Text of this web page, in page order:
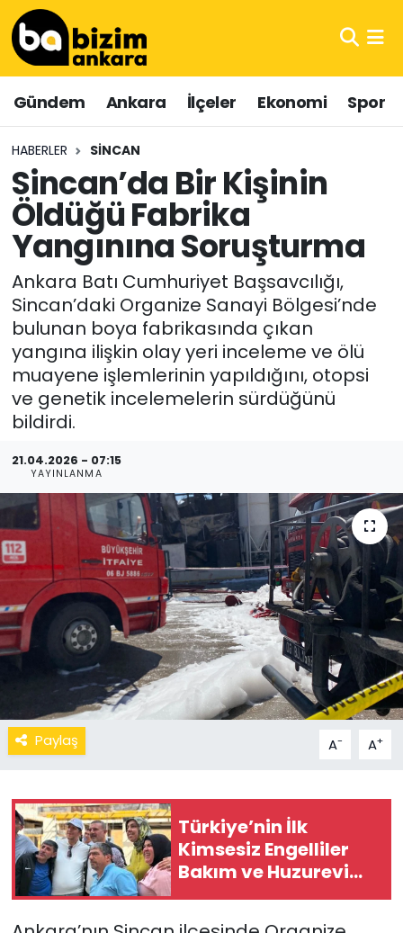
Gündem Ankara İlçeler Ekonomi Spor
HABERLER SINCAN
Sincan’da Bir Kişinin
Öldüğü Fabrika
Yangınına Soruşturma
Ankara Batı Cumhuriyet Başsavcılığı,
Sincan’daki Organize Sanayi Bölgesi’nde
bulunan boya fabrikasında çıkan
yangına ilişkin olay yeri inceleme ve ölü
muayene işlemlerinin yapıldığını, otopsi
ve genetik incelemelerin sürdüğünü
bildirdi.
21.04.2026 - 07:15
YAYINLANMA
Paylaş A- A+
Türkiye’nin İlk
Kimsesiz Engelliler
Bakım ve Huzurevi
Sincan'a Yapılıyor
Hava Durumu
Trafik Durumu
Süper Lig Puan Durumu ve Fikstür
Tüm Manşetler
Son Dakika Haberleri
Haber Arşivi